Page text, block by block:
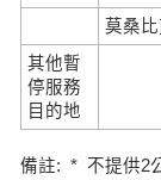
莫桑
其他暫
停服務
目的地
備註: * 不提供2